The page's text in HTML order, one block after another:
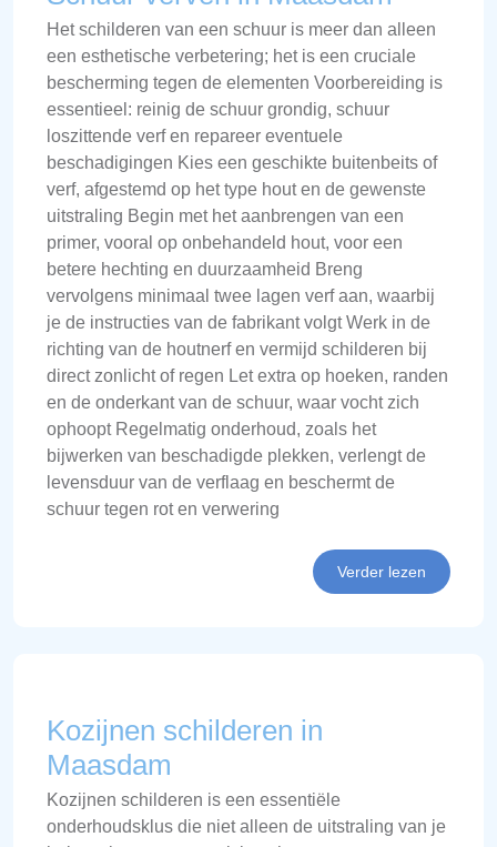
Het schilderen van een schuur is meer dan alleen
een esthetische verbetering; het is een cruciale
bescherming tegen de elementen Voorbereiding is
essentieel: reinig de schuur grondig, schuur
loszittende verf en repareer eventuele
beschadigingen Kies een geschikte buitenbeits of
verf, afgestemd op het type hout en de gewenste
uitstraling Begin met het aanbrengen van een
primer, vooral op onbehandeld hout, voor een
betere hechting en duurzaamheid Breng
vervolgens minimaal twee lagen verf aan, waarbij
je de instructies van de fabrikant volgt Werk in de
richting van de houtnerf en vermijd schilderen bij
direct zonlicht of regen Let extra op hoeken, randen
en de onderkant van de schuur, waar vocht zich
ophoopt Regelmatig onderhoud, zoals het
bijwerken van beschadigde plekken, verlengt de
levensduur van de verflaag en beschermt de
schuur tegen rot en verwering
Verder lezen
Kozijnen schilderen in
Maasdam
Kozijnen schilderen is een essentiële
onderhoudsklus die niet alleen de uitstraling van je